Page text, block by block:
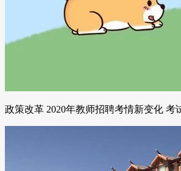
政策改革 2020年教师招聘考情新变化 考